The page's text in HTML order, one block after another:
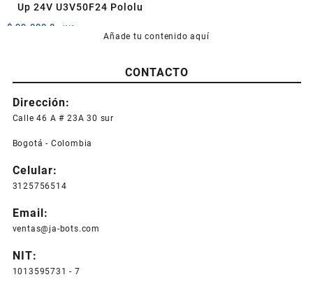
Up 24V U3V50F24 Pololu
$ 99.000,0 +IVA
Añade tu contenido aquí
CONTACTO
Dirección:
Calle 46 A # 23A 30 sur
Bogotá - Colombia
Celular:
3125756514
Email:
ventas@ja-bots.com
NIT:
1013595731 - 7